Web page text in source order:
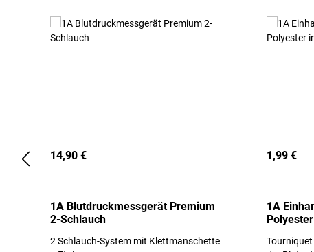
14,90 €
1A Blutdruckmessgerät Premium
2-Schlauch
2 Schlauch-System mit Klettmanschette
1,99 €
1A